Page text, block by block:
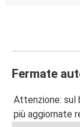
Fermate
Attenzione: sul
più aggiornate